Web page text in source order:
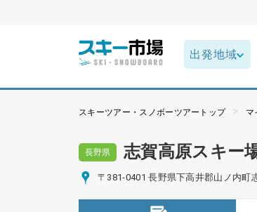
スキーツアー・スノボーツアートップ マ
長野県 志賀高原スキー
〒381-0401 長野県下高井郡山ノ内町